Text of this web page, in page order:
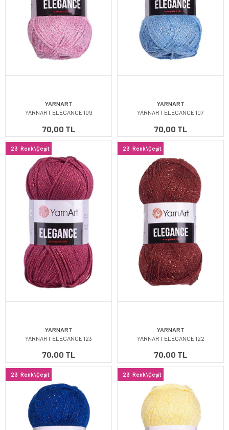
YARNART
YARNART ELEGANCE 109
70,00 TL
YARNART
YARNART ELEGANCE 107
70,00 TL
23 Renk\Çeşit
YARNART
YARNART ELEGANCE 123
70,00 TL
23 Renk\Çeşit
YARNART
YARNART ELEGANCE 122
70,00 TL
23 Renk\Çeşit 23 Renk\Çeşit